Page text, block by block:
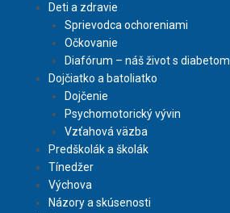
Deti a zdravie
Sprievodca ochoreniami
Očkovanie
Diafórum – náš život s diabetom
Dojčiatko a batoliatko
Dojčenie
Psychomotorický vývin
Vzťahová väzba
Predškolák a školák
Tínedžer
Výchova
Názory a skúsenosti